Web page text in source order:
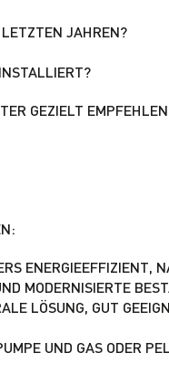
LETZTEN JAHREN?
GEZIELT
ENERGIEEFFIZIENT,
MODERNISIERTE
LÖSUNG, GUT
UND GAS ODER